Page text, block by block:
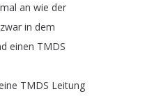
an wie der
zwar in dem
einen TMDS
TMDS Leitung